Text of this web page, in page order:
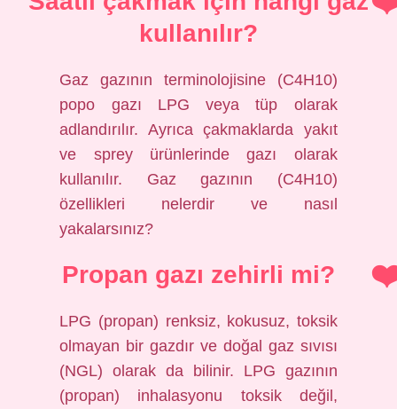
kullanılır?
Gaz gazının terminolojisine (C4H10)
popo gazı LPG veya tüp olarak
adlandırılır. Ayrıca çakmaklarda yakıt
ve sprey ürünlerinde gazı olarak
kullanılır. Gaz gazının (C4H10)
özellikleri nelerdir ve nasıl
yakalarsınız?
Propan gazı zehirli mi?
LPG (propan) renksiz, kokusuz, toksik
olmayan bir gazdır ve doğal gaz sıvısı
(NGL) olarak da bilinir. LPG gazının
(propan) inhalasyonu toksik değil,